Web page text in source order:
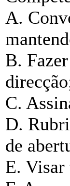
A.
B.
C.
D.
de
E. Visar